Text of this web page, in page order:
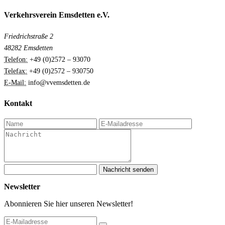
Verkehrsverein Emsdetten e.V.
Friedrichstraße 2
48282 Emsdetten
Telefon: +49 (0)2572 – 93070
Telefax: +49 (0)2572 – 930750
E-Mail: info@vvemsdetten.de
Kontakt
Nachricht senden
Newsletter
Abonnieren Sie hier unseren Newsletter!